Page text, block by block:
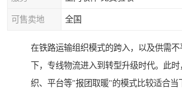
可售卖地 全国
在铁路运输组织模式的跨入，以及供需不
下，专线物流进入到转型升级时代。此时
织、平台等"报团取暖"的模式比较适合当